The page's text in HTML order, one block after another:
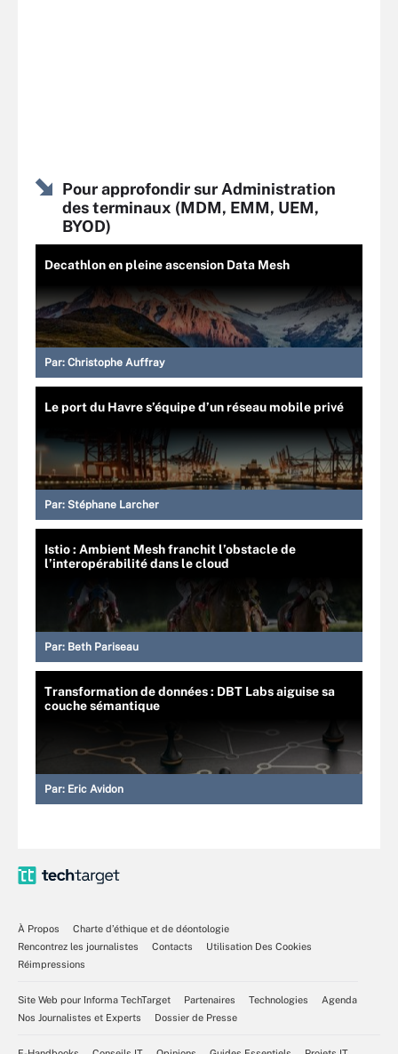
Pour approfondir sur Administration
des terminaux (MDM, EMM, UEM,
BYOD)
Decathlon en pleine ascension Data Mesh
Par: Christophe Auffray
Le port du Havre s’équipe d’un réseau mobile privé
Par: Stéphane Larcher
Istio : Ambient Mesh franchit l’obstacle de
l’interopérabilité dans le cloud
Par: Beth Pariseau
Transformation de données : DBT Labs aiguise sa
couche sémantique
Par: Eric Avidon
À Propos
Charte d’éthique et de déontologie
Rencontrez les journalistes
Contacts
Utilisation Des Cookies
Réimpressions
Site Web pour Informa TechTarget Partenaires Technologies
Agenda
Nos Journalistes et Experts
Dossier de Presse